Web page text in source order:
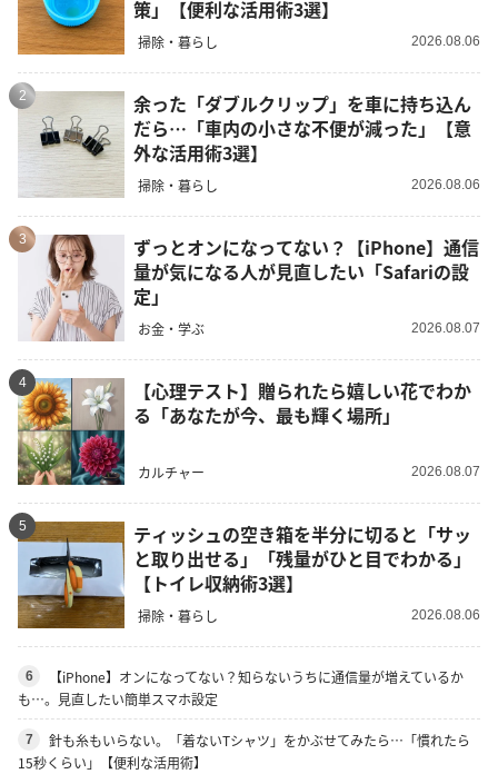
策」【便利な活用術3選】
掃除・暮らし 2026.08.06
2
余った「ダブルクリップ」を車に持ち込ん
だら…「車内の小さな不便が減った」【意
外な活用術3選】
掃除・暮らし 2026.08.06
3
ずっとオンになってない？【iPhone】通信
量が気になる人が見直したい「Safariの設
定」
お金・学ぶ 2026.08.07
4
【心理テスト】贈られたら嬉しい花でわか
る「あなたが今、最も輝く場所」
カルチャー 2026.08.07
5
ティッシュの空き箱を半分に切ると「サッ
と取り出せる」「残量がひと目でわかる」
【トイレ収納術3選】
掃除・暮らし 2026.08.06
6
【iPhone】オンになってない？知らないうちに通信量が増えているか
も…。見直したい簡単スマホ設定
7
針も糸もいらない。「着ないTシャツ」をかぶせてみたら…「慣れたら
15秒くらい」【便利な活用術】